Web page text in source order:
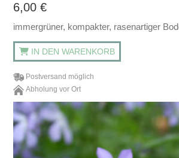
6,00€
immergrüner, kompakter, rasenartiger
IN DEN WARENKORB
Postversand möglich
Abholung vor Ort